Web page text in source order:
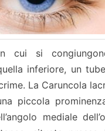
cui si
inferiore, un
La Caruncola
piccola
mediale